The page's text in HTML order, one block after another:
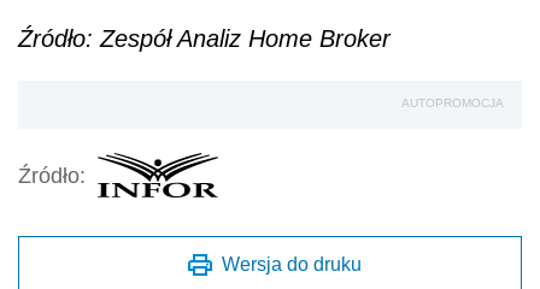
Źródło: Zespół Analiz Home Broker
AUTOPROMOCJA
Źródło:
Wersja do druku